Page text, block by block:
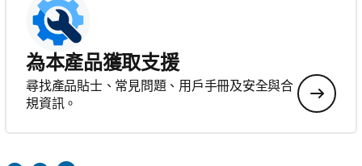
為本產品獲取支援
尋找產品貼士、常見問題、用戶手冊及安全與合
規資訊。